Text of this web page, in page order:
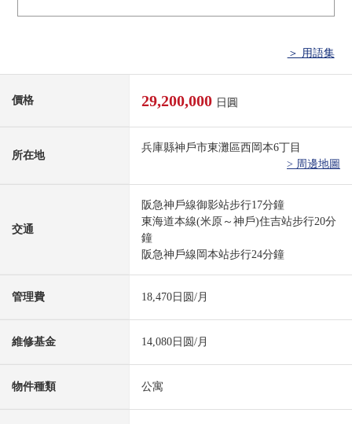
＞ 用語集
價格 29,200,000 日圓
所在地
兵庫縣神戶市東灘區西岡本6丁目
> 周邊地圖
交通
阪急神戶線御影站步行17分鐘
東海道本線(米原～神戶)住吉站步行20分
鐘
阪急神戶線岡本站步行24分鐘
管理費 18,470日圆/月
維修基金 14,080日圆/月
物件種類 公寓